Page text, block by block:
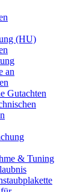
(HU)
an
Gutachten
& Tuning